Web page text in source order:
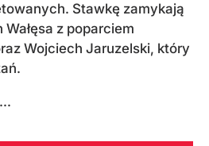
Stawkę zamykają
z poparciem
Wojciech Jaruzelski, który